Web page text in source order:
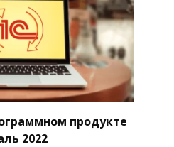
продукте
2022